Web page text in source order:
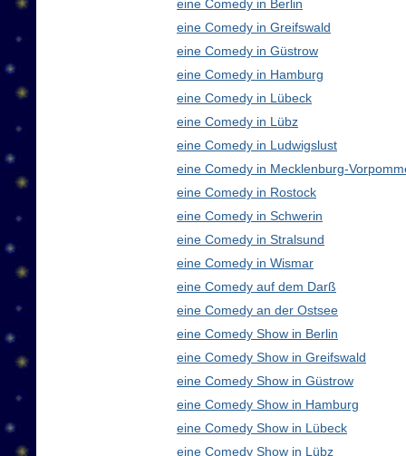
eine Comedy in Berlin
eine Comedy in Greifswald
eine Comedy in Güstrow
eine Comedy in Hamburg
eine Comedy in Lübeck
eine Comedy in Lübz
eine Comedy in Ludwigslust
eine Comedy in Mecklenburg-
eine Comedy in Rostock
eine Comedy in Schwerin
eine Comedy in Stralsund
eine Comedy in Wismar
eine Comedy auf dem Darß
eine Comedy an der Ostsee
eine Comedy Show in Berlin
eine Comedy Show in Greifswald
eine Comedy Show in Güstrow
eine Comedy Show in Hamburg
eine Comedy Show in Lübeck
eine Comedy Show in Lübz